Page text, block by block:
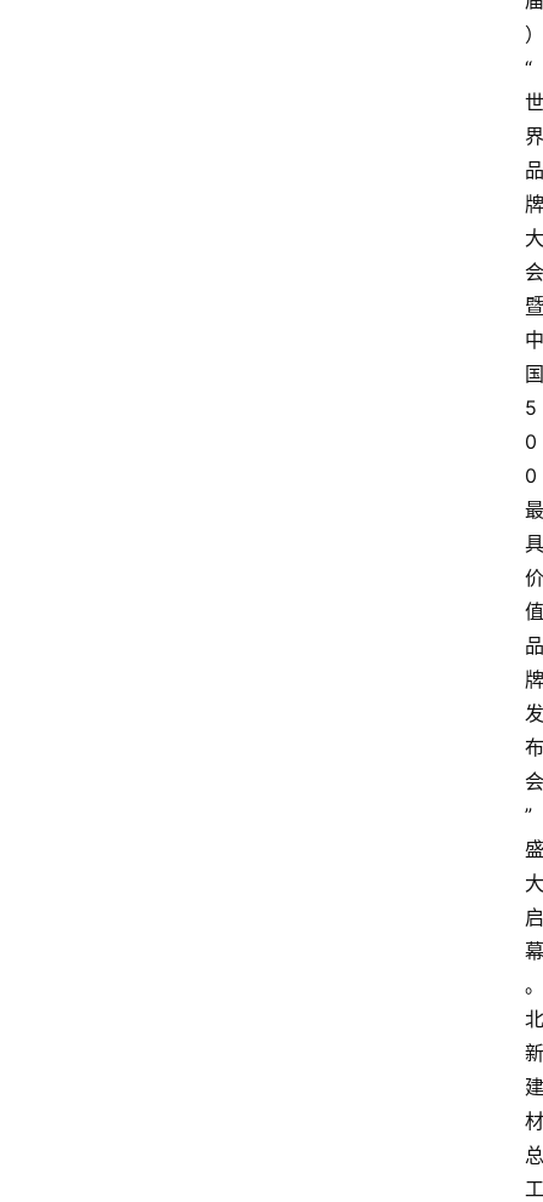
）
“
世
界
品
牌
大
会
暨
中
国
5
0
0
最
具
价
值
品
牌
发
布
会
”
盛
大
启
幕
。
北
新
建
材
总
工